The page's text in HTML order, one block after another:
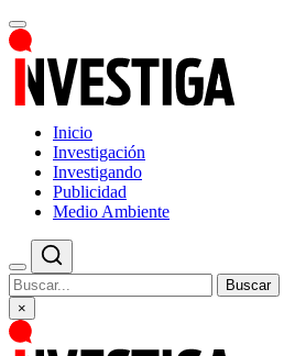
Inicio
Investigación
Investigando
Publicidad
Medio Ambiente
Buscar
×